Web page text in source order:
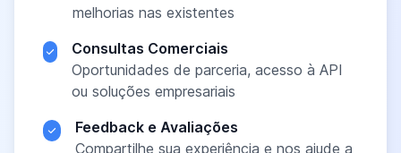
melhorias nas existentes
Consultas Comerciais
Oportunidades de parceria, acesso à API
ou soluções empresariais
Feedback e Avaliações
Compartilhe sua experiência e nos ajude a